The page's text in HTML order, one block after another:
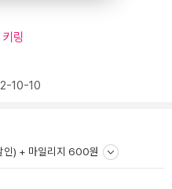
링
10-10
인) + 마일리지 600원